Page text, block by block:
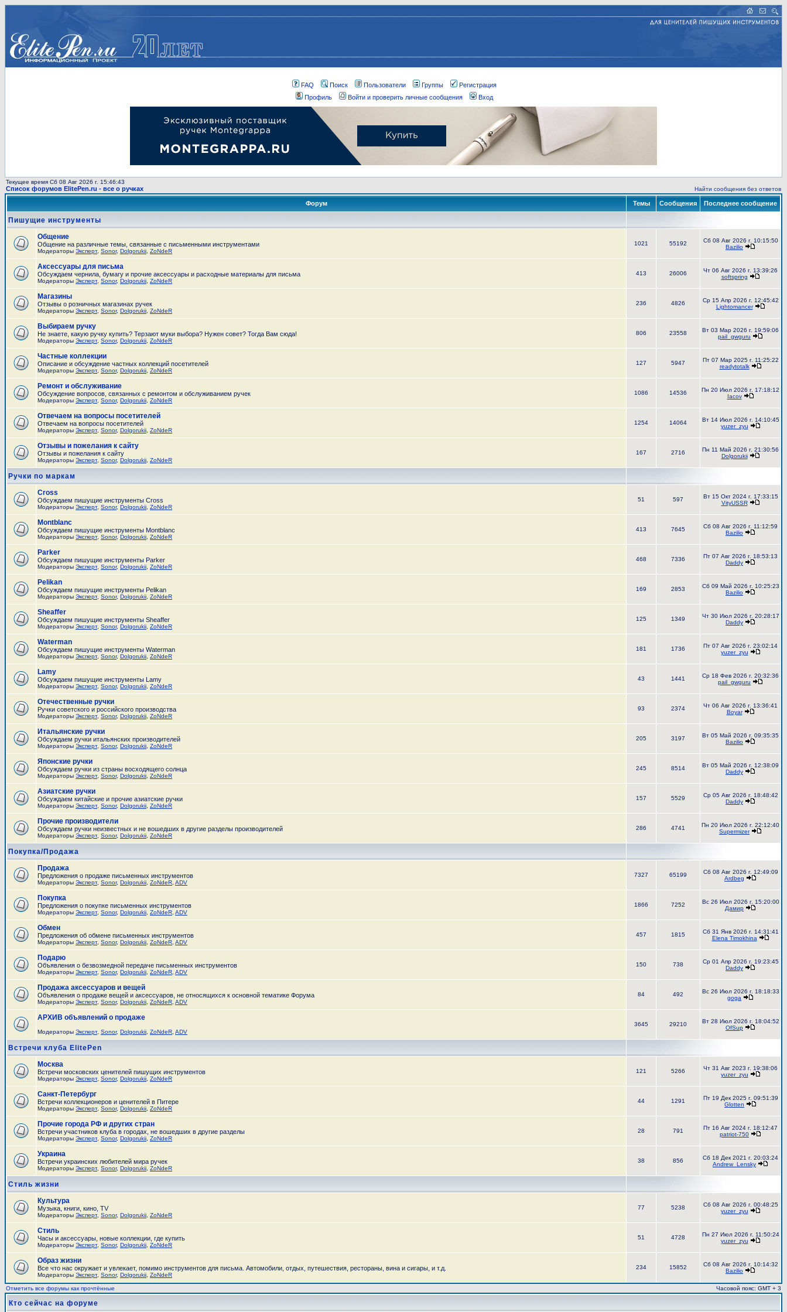
FAQ Поиск Пользователи Группы
Регистрация
Профиль
Войти и проверить личные сообщения Вход
Текущее время Сб 08 Авг 2026 г. 15:46:43
Список форумов ElitePen.ru - все о ручках Найти сообщения без ответов
Форум Темы Сообщения Последнее сообщение
Пишущие инструменты
Общение
Общение на различные темы, связанные с письменными инструментами
Модераторы Эксперт, Sonor, Dolgorukii ZoNdeR
1021 55192
Сб 08 Авг 2026 г. 10:15:50
Bazilio
Аксессуары для письма
Обсуждаем чернила, бумагу и прочие аксессуары и расходные материалы для письма
Модераторы Эксперт, Sonor, Dolgorukii ZoNdeR
413 26006
Чт 06 Авг 2026 г. 13:39:26
softspring
Магазины
Отзывы о розничных магазинах ручек
Модераторы Эксперт, Sonor, Dolgorukii ZoNdeR
236 4826
Ср 15 Апр 2026 г. 12:45:42
Lightomancer
Выбираем ручку
Не знаете, какую ручку купить? Терзают муки выбора? Нужен совет? Тогда Вам сюда!
Модераторы Эксперт, Sonor, Dolgorukii ZoNdeR
806 23558
Вт 03 Мар 2026 г. 19:59:06
pail_gwguru
Частные коллекции
Описание и обсуждение частных коллекций посетителей
Модераторы Эксперт, Sonor, Dolgorukii ZoNdeR
127 5947
Пт 07 Мар 2025 г. 11:25:22
readytotalk
Ремонт и обслуживание
Обсуждение вопросов, связанных с ремонтом и обслуживанием ручек
Модераторы Эксперт, Sonor, Dolgorukii ZoNdeR
1086 14536
Пн 20 Июл 2026 г. 17:18:12
Iacov
Отвечаем на вопросы посетителей
Отвечаем на вопросы посетителей
Модераторы Эксперт, Sonor, Dolgorukii ZoNdeR
1254 14064
Вт 14 Июл 2026 г. 14:10:45
yuzer_zyu
Отзывы и пожелания к сайту
Отзывы и пожелания к сайту
Модераторы Эксперт, Sonor, Dolgorukii ZoNdeR
167 2716
Пн 11 Май 2026 г. 21:30:56
Dolgorukii
Ручки по маркам
Cross
Обсуждаем пишущие инструменты Cross
Модераторы Эксперт, Sonor, Dolgorukii ZoNdeR
51 597
Вт 15 Окт 2024 г. 17:33:15
VityUSSR
Montblanc
Обсуждаем пишущие инструменты Montblanc
Модераторы Эксперт, Sonor, Dolgorukii ZoNdeR
413 7645
Сб 08 Авг 2026 г. 11:12:59
Bazilio
Parker
Обсуждаем пишущие инструменты Parker
Модераторы Эксперт, Sonor, Dolgorukii ZoNdeR
468 7336
Пт 07 Авг 2026 г. 18:53:13
Daddy
Pelikan
Обсуждаем пишущие инструменты Pelikan
Модераторы Эксперт, Sonor, Dolgorukii ZoNdeR
169 2853
Сб 09 Май 2026 г. 10:25:23
Bazilio
Sheaffer
Обсуждаем пишущие инструменты Sheaffer
Модераторы Эксперт, Sonor, Dolgorukii ZoNdeR
125 1349
Чт 30 Июл 2026 г. 20:28:17
Daddy
Waterman
Обсуждаем пишущие инструменты Waterman
Модераторы Эксперт, Sonor, Dolgorukii ZoNdeR
181 1736
Пт 07 Авг 2026 г. 23:02:14
yuzer_zyu
Lamy
Обсуждаем пишущие инструменты Lamy
Модераторы Эксперт, Sonor, Dolgorukii ZoNdeR
43 1441
Ср 18 Фев 2026 г. 20:32:36
pail_gwguru
Отечественные ручки
Ручки советского и российского производства
Модераторы Эксперт, Sonor, Dolgorukii ZoNdeR
93 2374
Чт 06 Авг 2026 г. 13:36:41
Boyar
Итальянские ручки
Обсуждаем ручки итальянских производителей
Модераторы Эксперт, Sonor, Dolgorukii ZoNdeR
205 3197
Вт 05 Май 2026 г. 09:35:35
Bazilio
Японские ручки
Обсуждаем ручки из страны восходящего солнца
Модераторы Эксперт, Sonor, Dolgorukii ZoNdeR
245 8514
Вт 05 Май 2026 г. 12:38:09
Daddy
Азиатские ручки
Обсуждаем китайские и прочие азиатские ручки
Модераторы Эксперт, Sonor, Dolgorukii ZoNdeR
157 5529
Ср 05 Авг 2026 г. 18:48:42
Daddy
Прочие производители
Обсуждаем ручки неизвестных и не вошедших в другие разделы производителей
Модераторы Эксперт, Sonor, Dolgorukii ZoNdeR
286 4741
Пн 20 Июл 2026 г. 22:12:40
Supermizer
Покупка/Продажа
Продажа
Предложения о продаже письменных инструментов
Модераторы Эксперт, Sonor, Dolgorukii ZoNdeR ADV
7327 65199
Сб 08 Авг 2026 г. 12:49:09
Ardbeg
Покупка
Предложения о покупке письменных инструментов
Модераторы Эксперт, Sonor, Dolgorukii ZoNdeR ADV
1866 7252
Вс 26 Июл 2026 г. 15:20:00
Дамир
Обмен
Предложения об обмене письменных инструментов
Модераторы Эксперт, Sonor, Dolgorukii ZoNdeR ADV
457 1815
Сб 31 Янв 2026 г. 14:31:41
Elena Timokhina
Подарю
Объявления о безвозмедной передаче письменных инструментов
Модераторы Эксперт, Sonor, Dolgorukii ZoNdeR ADV
150 738
Ср 01 Апр 2026 г. 19:23:45
Daddy
Продажа аксессуаров и вещей
Объявления о продаже вещей и аксессуаров, не относящихся к основной тематике Форума
Модераторы Эксперт, Sonor, Dolgorukii ZoNdeR ADV
84 492
Вс 26 Июл 2026 г. 18:18:33
goga
АРХИВ объявлений о продаже
Модераторы Эксперт, Sonor, Dolgorukii ZoNdeR ADV
3645 29210
Вт 28 Июл 2026 г. 18:04:52
OfSup
Встречи клуба ElitePen
Москва
Встречи московских ценителей пишущих инструментов
Модераторы Эксперт, Sonor, Dolgorukii ZoNdeR
121 5266
Чт 31 Авг 2023 г. 19:38:06
yuzer_zyu
Санкт-Петербург
Встречи коллекционеров и ценителей в Питере
Модераторы Эксперт, Sonor, Dolgorukii ZoNdeR
44 1291
Пт 19 Дек 2025 г. 09:51:39
Glotten
Прочие города РФ и других стран
Встречи участников клуба в городах, не вошедших в другие разделы
Модераторы Эксперт, Sonor, Dolgorukii ZoNdeR
28 791
Пт 16 Авг 2024 г. 18:12:47
patriot-750
Украина
Встречи украинских любителей мира ручек
Модераторы Эксперт, Sonor, Dolgorukii ZoNdeR
38 856
Сб 18 Дек 2021 г. 20:03:24
Andrew_Lensky
Стиль жизни
Культура
Музыка, книги, кино, TV
Модераторы Эксперт, Sonor, Dolgorukii ZoNdeR
77 5238
Сб 08 Авг 2026 г. 00:48:25
yuzer_zyu
Стиль
Часы и аксесcуары, новые коллекции, где купить
Модераторы Эксперт, Sonor, Dolgorukii ZoNdeR
51 4728
Пн 27 Июл 2026 г. 11:50:24
yuzer_zyu
Образ жизни
Все что нас окружает и увлекает, помимо инструментов для письма. Автомобили, отдых, путешествия, рестораны, вина и сигары, и т.д.
Модераторы Эксперт, Sonor, Dolgorukii ZoNdeR
234 15852
Сб 08 Авг 2026 г. 10:14:32
Bazilio
Отметить все форумы как прочтённые Часовой пояс: GMT + 3
Кто сейчас на форуме